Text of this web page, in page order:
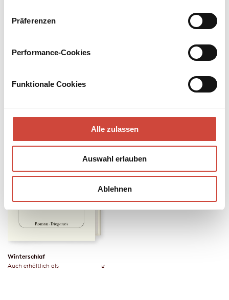
Präferenzen
Performance-Cookies
Funktionale Cookies
Alle zulassen
Auswahl erlauben
Ablehnen
Events
Winterschlaf
Auch erhältlich als